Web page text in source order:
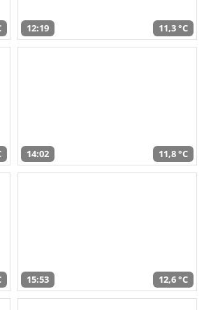
12:19 11,3 °C
14:02 11,8 °C
15:53 12,6 °C